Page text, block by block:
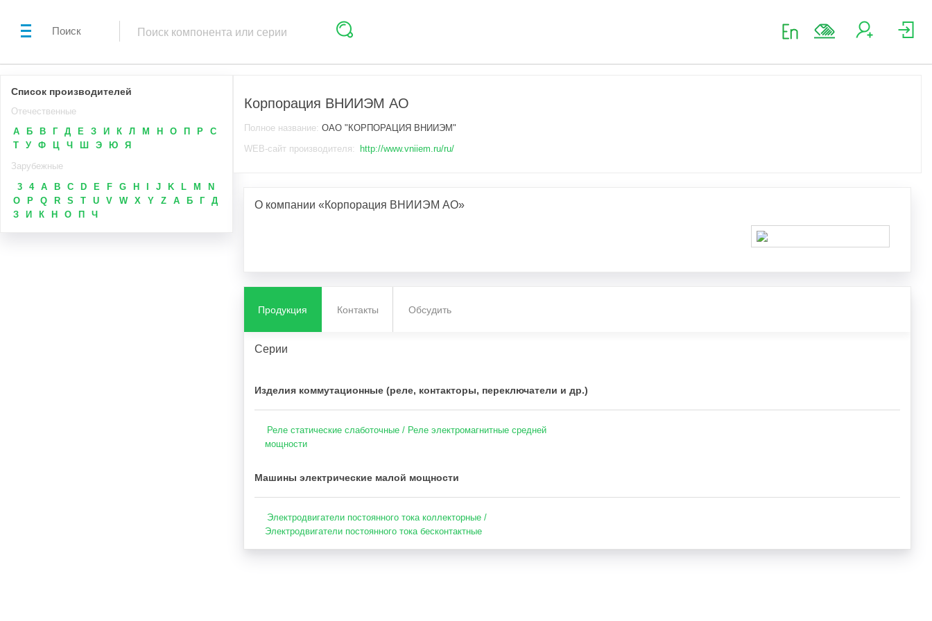
Поиск
Список производителей
Отечественные
А
Б В Г Д Е З И К Л М Н О П Р
С
Т
У Ф Ц Ч Ш Э Ю
Я
Зарубежные
3
4 A B C D E F G H J K L M
N
O
P Q R S T U V W X Y Z А Б Г
Д
З
И К Н О П Ч
Корпорация ВНИИЭМ АО
Полное название: ОАО "КОРПОРАЦИЯ ВНИИЭМ"
WEB-сайт производителя:
http://www.vniiem.ru/ru/
О компании «Корпорация ВНИИЭМ АО»
Продукция Контакты Обсудить
Серии
Изделия коммутационные (реле, контакторы, переключатели и др.)
Реле статические слаботочные / Реле электромагнитные средней
мощности
Машины электрические малой мощности
Электродвигатели постоянного тока коллекторные /
Электродвигатели постоянного тока бесконтактные